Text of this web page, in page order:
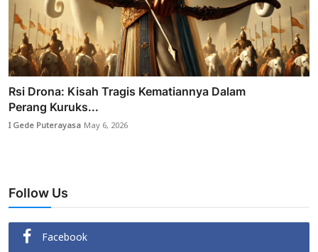
Rsi Drona: Kisah Tragis Kematiannya Dalam
Perang Kuruks...
I Gede Puterayasa May 6, 2026
Follow Us
Facebook